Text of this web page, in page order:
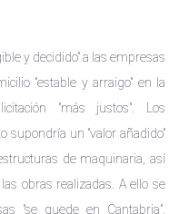
y decidido" a las empresas
"estable y arraigo" en la
"más justos". Los
supondría un "valor añadido"
de maquinaria, así
obras realizadas. A ello se
"se quede en Cantabria",